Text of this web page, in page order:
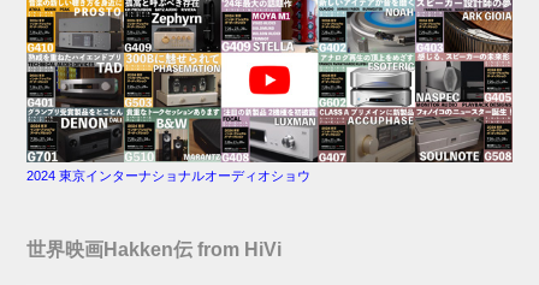
2024 東京インターナショナルオーディオショウ
世界映画Hakken伝 from HiVi